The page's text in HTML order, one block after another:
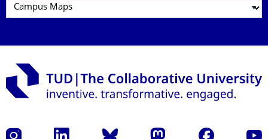
Instagram LinkedIn Bluesky Mastodon Facebook